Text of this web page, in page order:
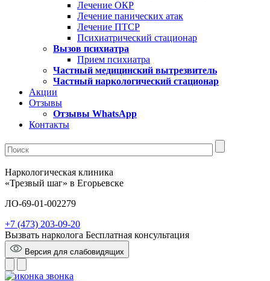
Лечение ОКР
Лечение панических атак
Лечение ПТСР
Психиатрический стационар
Вызов психиатра
Прием психиатра
Частный медицинский вытрезвитель
Частный наркологический стационар
Акции
Отзывы
Отзывы WhatsApp
Контакты
Наркологическая клиника
«Трезвый шаг» в Егорьевске
ЛО-69-01-002279
+7 (473) 203-09-20
Вызвать нарколога Бесплатная консультация
Версия для слабовидящих